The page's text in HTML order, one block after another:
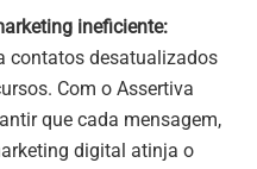
ineficiente:
contatos desatualizados
Com o Assertiva
que cada mensagem,
digital atinja o